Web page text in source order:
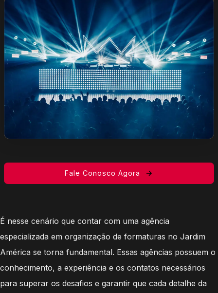
Fale Conosco Agora
É nesse cenário que contar com uma agência
especializada em organização de formaturas no Jardim
América se torna fundamental. Essas agências possuem o
conhecimento, a experiência e os contatos necessários
para superar os desafios e garantir que cada detalhe da